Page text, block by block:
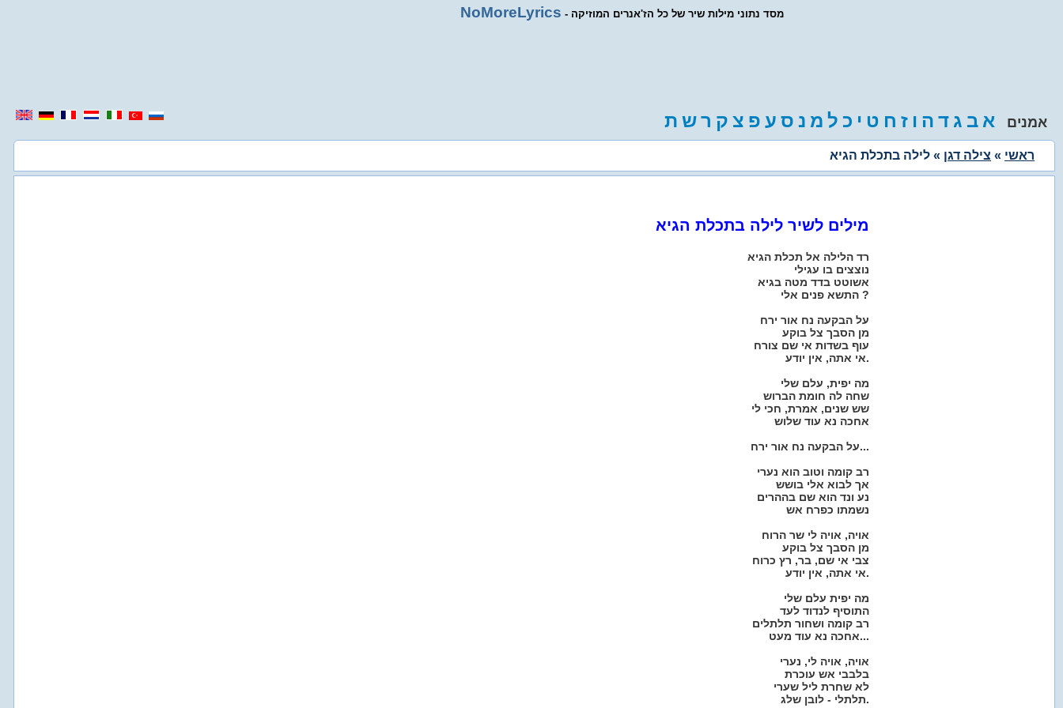
NoMoreLyrics - מסד נתוני מילות שיר של כל הז'אנרים המוזיקה
אמנים א ב ג ד ה ו ז ח ט י כ ל מ נ ס ע פ צ ק רש ת
ראשי » צילה דגן » לילה בתכלת הגיא
מילים לשיר לילה בתכלת הגיא
רד הלילה אל תכלת הגיא
נוצצים בו עגילי
אשוטט בדד מטה בגיא
התשא פנים אלי ?
על הבקעה נח אור ירח
מן הסבך צל בוקע
עוף בשדות אי שם צורח
אי אתה, אין יודע.
מה יפית, עלם שלי
שחה לה חומת הברוש
שש שנים, אמרת, חכי לי
אחכה נא עוד שלוש
על הבקעה נח אור ירח...
רב קומה וטוב הוא נערי
אך לבוא אלי בושש
נע ונד הוא שם בההרים
נשמתו כפרח אש
אויה, אויה לי שר הרוח
מן הסבך צל בוקע
צבי אי שם, בר, רץ כרוח
אי אתה, אין יודע.
מה יפית עלם שלי
התוסיף לנדוד לעד
רב קומה ושחור תלתלים
אחכה נא עוד מעט...
אויה, אויה לי, נערי
בלבבי אש עוכרת
לא שחרת ליל שערי
תלתלי - לובן שלג.